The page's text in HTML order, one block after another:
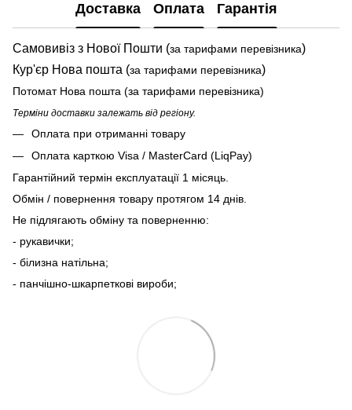
Доставка Оплата Гарантія
Самовивіз з Нової Пошти (за тарифами перевізника)
Кур'єр Нова пошта (за тарифами перевізника)
Потомат Нова пошта (за тарифами перевізника)
Терміни доставки залежать від регіону.
Оплата при отриманні товару
Оплата карткою Visa / MasterCard (LiqPay)
Гарантійний термін експлуатації 1 місяць.
Обмін / повернення товару протягом 14 днів.
Не підлягають обміну та поверненню:
- рукавички;
- білизна натільна;
- панчішно-шкарпеткові вироби;